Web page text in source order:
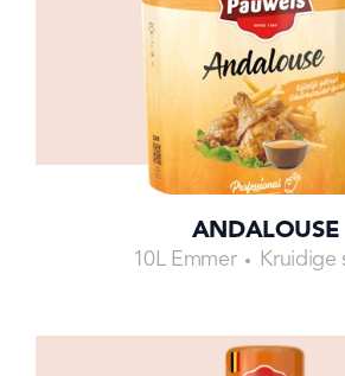
ANDALOUSE
10L Emmer Kruidige